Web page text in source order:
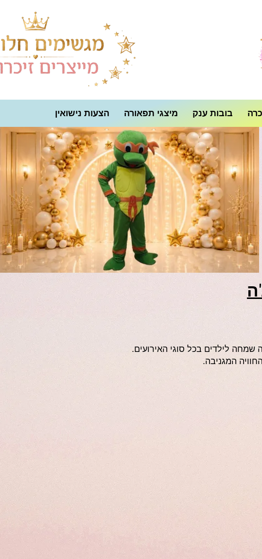
בובות ענק מיצגי תפאורה הצעות נישואין
שמחה לילדים בכל סוגי האירועים.
המגניבה.